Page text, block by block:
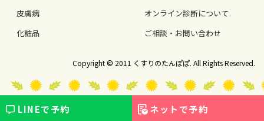
LINEで予約 ネットで予約
⽪膚病
化粧品
オンライン診断について
ご相談・お問い合わせ
Copyright © 2011 くすりのたんぽぽ. All Rights Reserved.